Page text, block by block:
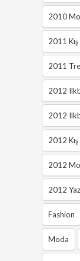
2010
2011
2011
2012
2012
2012
2012
2012
Fashion
Moda